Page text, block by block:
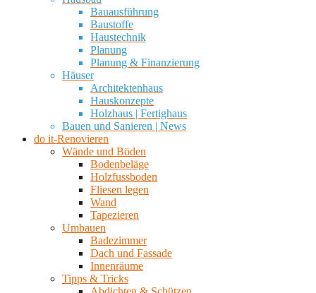
Bauausführung
Baustoffe
Haustechnik
Planung
Planung & Finanzierung
Häuser
Architektenhaus
Hauskonzepte
Holzhaus | Fertighaus
Bauen und Sanieren | News
do it-Renovieren
Wände und Böden
Bodenbeläge
Holzfussboden
Fliesen legen
Wand
Tapezieren
Umbauen
Badezimmer
Dach und Fassade
Innenräume
Tipps & Tricks